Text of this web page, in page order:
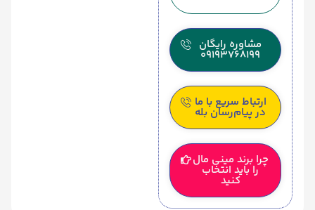
مشاوره رایگان
09193768199
ارتباط سریع با ما
در پیام‌رسان بله
چرا برند مینی مال
را باید انتخاب
کنید